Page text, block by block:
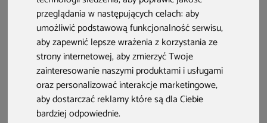
przeglądania w następujących celach:aby
umożliwić podstawową funkcjonalność serwisu,
aby zapewnić lepsze wrażenia z korzystania ze
strony internetowej,aby zmierzyć Twoje
zainteresowanie naszymi produktami i usługami
oraz personalizować interakcje marketingowe,
aby dostarczać reklamy które są dla Ciebie
bardziej odpowiednie.